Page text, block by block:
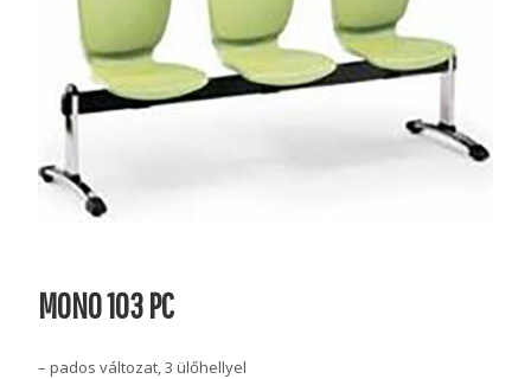
MONO 103 PC
– pados változat, 3 ülőhellyel